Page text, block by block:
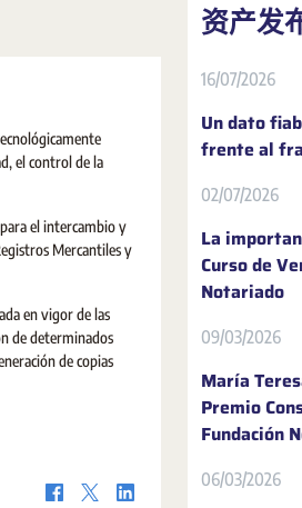
el control de la
el intercambio y
Mercantiles y
en vigor de las
de determinados
de copias
资产发
16/07/2026
Un dato
frente al
02/07/2026
La
Curso de
Notariado
09/03/2026
María
Premio
Fundación
06/03/2026